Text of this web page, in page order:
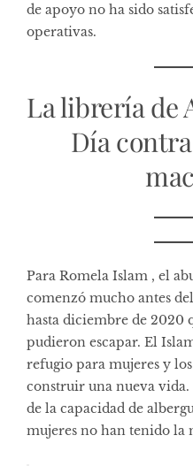
de apoyo no ha sido
operativas.
La librería de
Día
Para Romela Islam , el
comenzó mucho antes
hasta diciembre de 2020
pudieron escapar. El
refugio para mujeres y
construir una nueva
de la capacidad de
mujeres no han tenido la